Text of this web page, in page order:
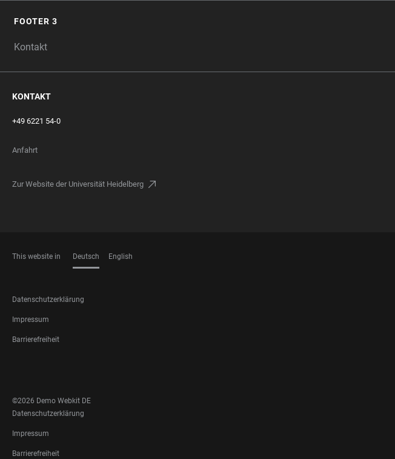
FOOTER 3
Kontakt
KONTAKT
+49 6221 54-0
Anfahrt
Zur Website der Universität Heidelberg
This website in Deutsch English
FOOTER
LEGAL
Datenschutzerklärung
Impressum
Barrierefreiheit
MEDIA
©2026 Demo Webkit DE
FOOTER
LEGAL
Datenschutzerklärung
Impressum
Barrierefreiheit